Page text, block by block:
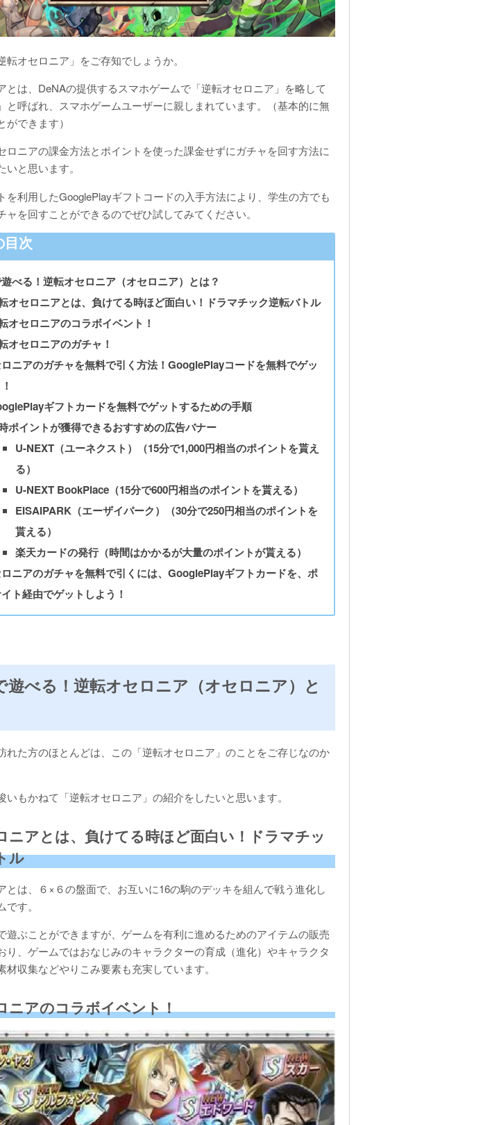
転オセロニア」をご存知でしょうか。
とは、DeNAの提供するスマホゲームで「逆転オセロニア」を略して
と呼ばれ、スマホゲームユーザーに親しまれています。（基本的に無
できます）
ロニアの課金方法とポイントを使った課金せずにガチャを回す方法に
と思います。
を利用したGooglePlayギフトコードの入手方法により、学生の方でも
ャを回すことができるのでぜひ試してみてください。
べる！逆転オセロニア（オセロニア）とは？
オセロニアとは、負けてる時ほど面白い！ドラマチック逆転バトル
オセロニアのコラボイベント！
オセロニアのガチャ！
ニアのガチャを無料で引く方法！GooglePlayコードを無料でゲッ
ギフトカードを無料でゲットするための手順
ポイントが獲得できるおすすめの広告バナー
U-NEXT（ユーネクスト）（15分で1,000円相当のポイントを貰え
る）
U-NEXT BookPlace（15分で600円相当のポイントを貰える）
EISAIPARK（エーザイパーク）（30分で250円相当のポイントを
貰える）
楽天カードの発行（時間はかかるが大量のポイントが貰える）
ニアのガチャを無料で引くには、GooglePlayギフトカードを、ポ
ト経由でゲットしよう！
遊べる！逆転オセロニア（オセロニア）と
れた方のほとんどは、この「逆転オセロニア」のことをご存じなのか
いもかねて「逆転オセロニア」の紹介をしたいと思います。
ニアとは、負けてる時ほど面白い！ドラマチッ
ル
とは、６×６の盤面で、お互いに16の駒のデッキを組んで戦う進化し
す。
遊ぶことができますが、ゲームを有利に進めるためのアイテムの販売
り、ゲームではおなじみのキャラクターの育成（進化）やキャラクタ
材収集などやりこみ要素も充実しています。
ニアのコラボイベント！